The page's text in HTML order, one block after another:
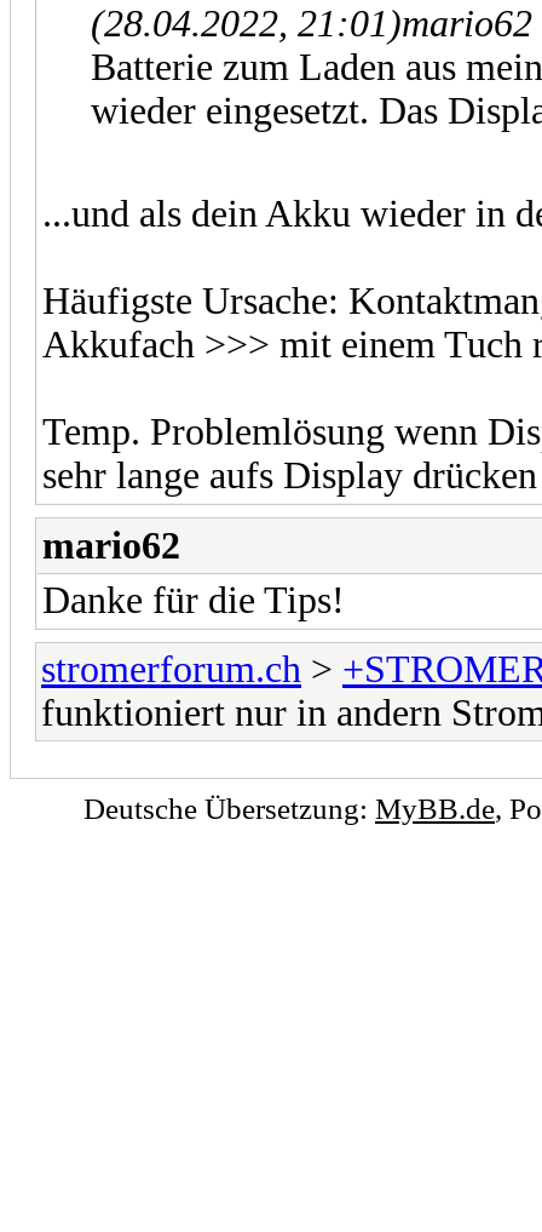
(28.04.2022, 21:01)
Batterie zum Laden aus
wieder eingesetzt. Das
...und als dein Akku wieder in
Häufigste Ursache:
Akkufach >>> mit einem Tuch
Temp. Problemlösung wenn
sehr lange aufs Display
mario62
Danke für die Tips!
stromerforum.ch >
funktioniert nur in andern
Deutsche Übersetzung: MyBB.de,